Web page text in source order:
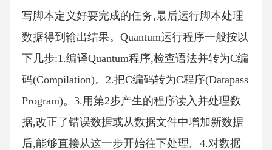
写脚本定义好要完成的任务,最后运行脚本处理
数据得到输出结果。Quantum运行程序一般按以
下几步:1.编译Quantum程序,检查语法并转为C编
码(Compilation)。2.把C编码转为C程序(Datapass
Program)。3.用第2步产生的程序读入并处理数
据,改正了错误数据或从数据文件中增加新数据
后,能够直接从这一步开始往下处理。4.对数据